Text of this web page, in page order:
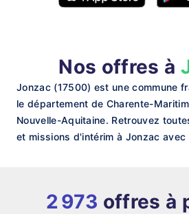
Nos offres à
Jonzac (17500) est une commune
le département de Charente-
Nouvelle-Aquitaine. Retrouvez
et missions d'intérim à Jonzac avec
2 973 offres à